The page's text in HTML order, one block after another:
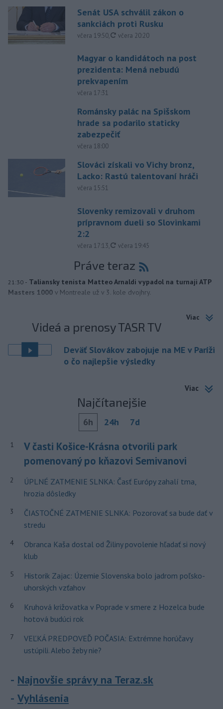
Senát USA schválil zákon o
sankciách proti Rusku
včera 19:50, aktualizované
včera 20:20
Magyar o kandidátoch na post
prezidenta: Mená nebudú
prekvapením
včera 17:31
Románsky palác na Spišskom
hrade sa podarilo staticky
zabezpečiť
včera 18:00
Slováci získali vo Vichy bronz,
Lacko: Rastú talentovaní hráči
včera 15:51
Slovenky remizovali v druhom
prípravnom dueli so Slovinkami
2:2
včera 17:13, aktualizované
včera 19:45
Práve teraz
21:30 - Taliansky tenista Matteo Arnaldi vypadol na turnaji ATP
Masters 1000 v Montreale už v 3. kole dvojhry.
Viac
Videá a prenosy TASR TV
Deväť Slovákov zabojuje na ME v Paríži
o čo najlepšie výsledky
Viac
Najčítanejšie
6h 24h 7d
1
V časti Košice-Krásna otvorili park
pomenovaný po kňazovi Semivanovi
2
ÚPLNÉ ZATMENIE SLNKA: Časť Európy zahalí tma,
hrozia dôsledky
3
ČIASTOČNÉ ZATMENIE SLNKA: Pozorovať sa bude dať v
stredu
4
Obranca Kaša dostal od Žiliny povolenie hľadať si nový
klub
5
Historik Zajac: Územie Slovenska bolo jadrom poľsko-
uhorských vzťahov
6
Kruhová križovatka v Poprade v smere z Hozelca bude
hotová budúci rok
7
VEĽKÁ PREDPOVEĎ POČASIA: Extrémne horúčavy
ustúpili. Alebo žeby nie?
Najnovšie správy na Teraz.sk
Vyhlásenia